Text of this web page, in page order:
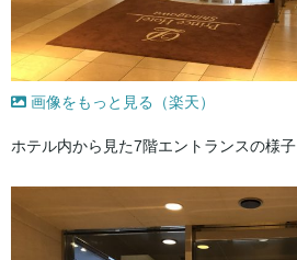
画像をもっと見る（楽天）
ホテル内から見た7階エントランスの様子